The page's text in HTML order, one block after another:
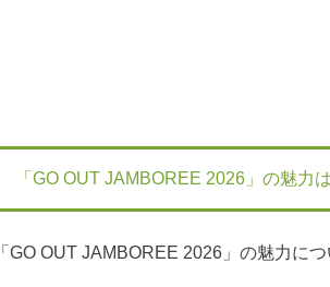
「GO OUT JAMBOREE 2026」の魅力
「GO OUT JAMBOREE 2026」の魅力に